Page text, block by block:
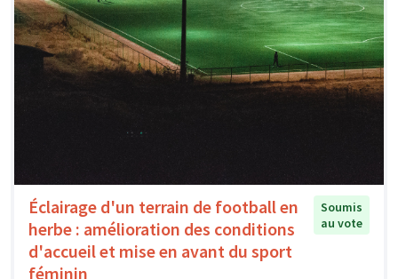
Éclairage d'un terrain de football en
herbe : amélioration des conditions
d'accueil et mise en avant du sport
féminin
Soumis
au vote